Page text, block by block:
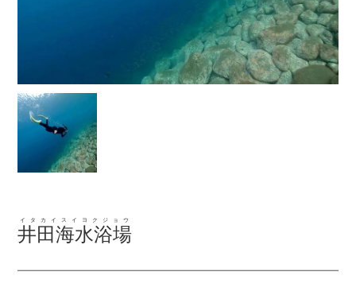
井田海水浴場
イタカイスイヨクジョウ